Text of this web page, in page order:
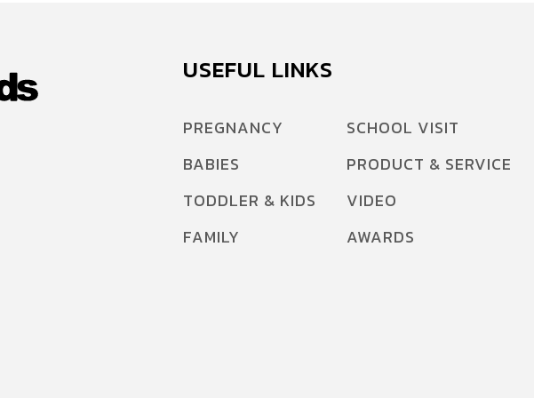
USEFUL LINKS
PREGNANCY
BABIES
TODDLER & KIDS
FAMILY
SCHOOL VISIT
PRODUCT & SERVICE
VIDEO
AWARDS